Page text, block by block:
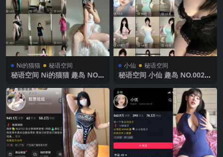
Ni的猫猫 秘语空间
秘语空间 Ni的猫猫 趣岛 NO.0
完整版
小仙 秘语空间
秘语空间 小仙 趣岛 NO.002期